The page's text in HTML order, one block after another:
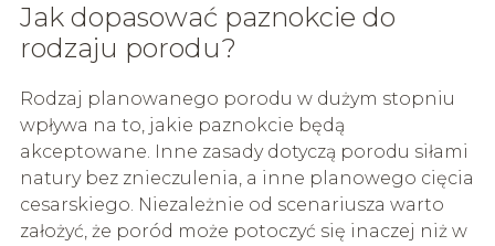
Jak dopasować paznokcie do
rodzaju porodu?
Rodzaj planowanego porodu w dużym stopniu
wpływa na to, jakie paznokcie będą
akceptowane. Inne zasady dotyczą porodu siłami
natury bez znieczulenia, a inne planowego cięcia
cesarskiego. Niezależnie od scenariusza warto
założyć, że poród może potoczyć się inaczej niż w